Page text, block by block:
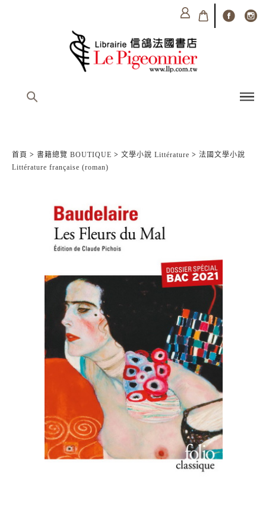
首頁 > 書籍總覽 BOUTIQUE > 文學小說 Littérature > 法國文學小說
Littérature française (roman)